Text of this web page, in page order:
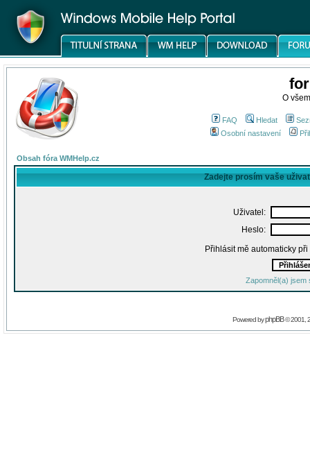
O
FAQ Hledat
Osobní nastavení
Obsah fóra WMHelp.cz
Zadejte prosím vaše
Uživatel:
Heslo:
Přihlásit mě automaticky
Zapomněl(a) jsem
Powered byphpBB© 2001,